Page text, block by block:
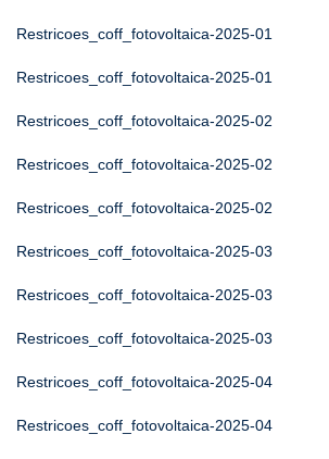
Restricoes_coff_fotovoltaica-2025-01
Restricoes_coff_fotovoltaica-2025-01
Restricoes_coff_fotovoltaica-2025-02
Restricoes_coff_fotovoltaica-2025-02
Restricoes_coff_fotovoltaica-2025-02
Restricoes_coff_fotovoltaica-2025-03
Restricoes_coff_fotovoltaica-2025-03
Restricoes_coff_fotovoltaica-2025-03
Restricoes_coff_fotovoltaica-2025-04
Restricoes_coff_fotovoltaica-2025-04